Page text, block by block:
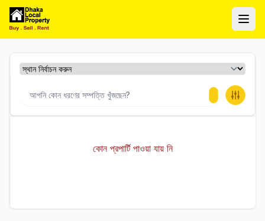
ঢাকা লোকাল প্রপার্টি
কোন প্রপার্টি পাওয়া যায় নি